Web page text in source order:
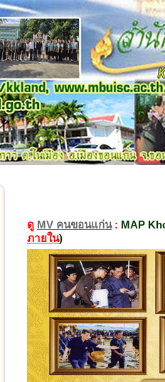
ดู MV คนขอนแก่น: MAP
ภายใน)